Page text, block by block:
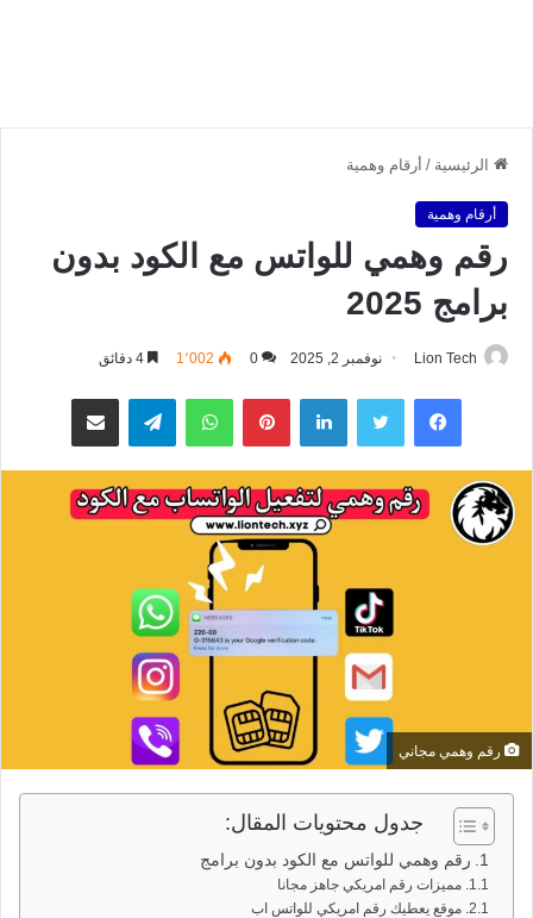
الرئيسية / أرقام وهمية
أرقام وهمية
رقم وهمي للواتس مع الكود بدون
برامج 2025
Lion Tech نوفمبر 2, 2025 0 1٬002
فيسبوك تويتر لينكدإن بينتيريستواتساب تيلقرام مشاركة عبر البريد
رقم وهمي مجاني
جدول محتويات المقال:
رقم وهمي للواتس مع الكود بدون برامج
مميزات رقم امريكي جاهز مجانا
موقع يعطيك رقم امريكي للواتس اب